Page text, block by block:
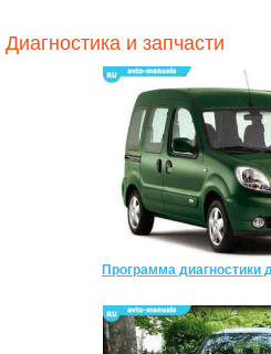
Диагностика и запчасти
Программа диагностики